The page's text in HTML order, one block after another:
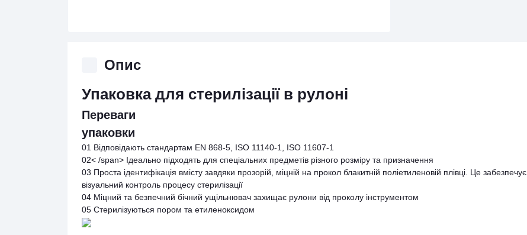
Опис
Упаковка для стерилізації в рулоні
Переваги
упаковки
01 Відповідають стандартам EN 868-5, ISO 11140-1, ISO 11607-1
02< /span> Ідеально підходять для спеціальних предметів різного розміру та призначення
03 Проста ідентифікація вмісту завдяки прозорій, міцній на прокол блакитній поліетиленовій плівці. Це забезпечує
візуальний контроль процесу стерилізації
04 Міцний та безпечний бічний ущільнювач захищає рулони від проколу інструментом
05 Стерилізуються пором та етиленоксидом